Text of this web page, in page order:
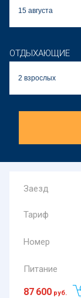
15 августа
ОТДЫХАЮЩИЕ
2 взрослых
Тариф
Номер
Питание
87 600 руб.